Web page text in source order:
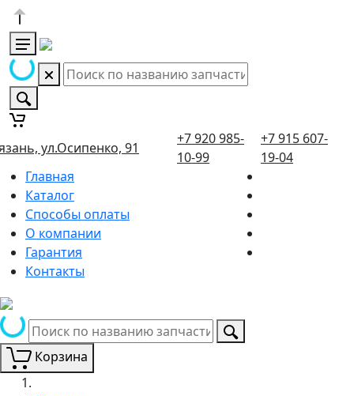
ул.Осипенко, 91
+7 920 985-
10-99
+7 915 607-
19-04
Главная
Каталог
Способы оплаты
О компании
Гарантия
Контакты
Корзина